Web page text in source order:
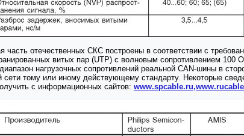
часть отечественных СКС построены в соответствии с
витых пар (UTP) с волновым сопротивлением
нагрузочных сопротивлений реальной CAN-шины в
сети тому или иному действующему стандарту. Некоторые
с информационных сайтов: